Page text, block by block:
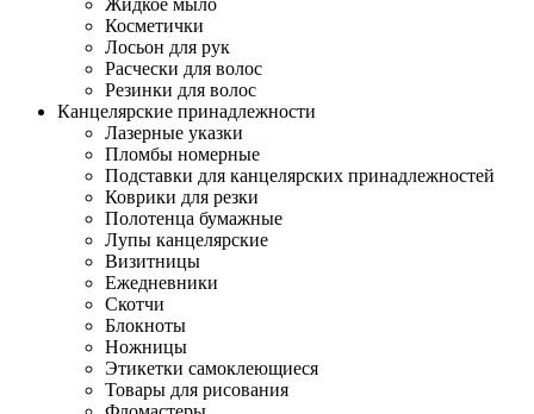
Жидкое мыло
Косметички
Лосьон для рук
Расчески для волос
Резинки для волос
Канцелярские принадлежности
Лазерные указки
Пломбы номерные
Подставки для канцелярских принадлежностей
Коврики для резки
Полотенца бумажные
Лупы канцелярские
Визитницы
Ежедневники
Скотчи
Блокноты
Ножницы
Этикетки самоклеющиеся
Товары для рисования